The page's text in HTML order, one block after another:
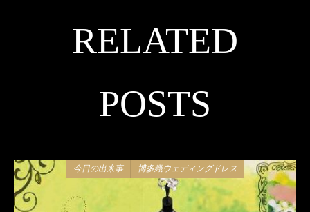
RELATED
POSTS
今日の出来事 博多織ウェディングドレス